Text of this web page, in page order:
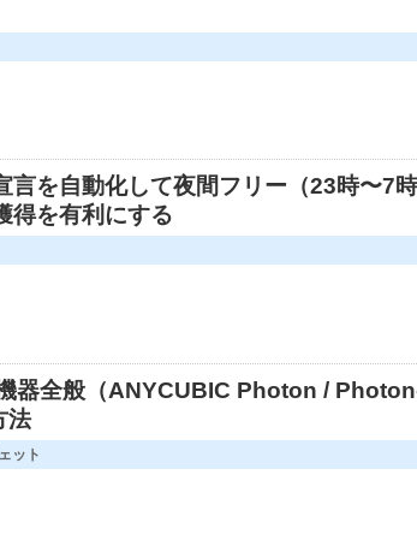
言を自動化して夜間フリー（23時〜7時
得を有利にする
器全般（ANYCUBIC Photon /
法
ット